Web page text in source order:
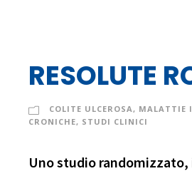
RESOLUTE
COLITE ULCEROSA , MALATTIE
CRONICHE, STUDI CLINICI
Uno studio randomizzato,